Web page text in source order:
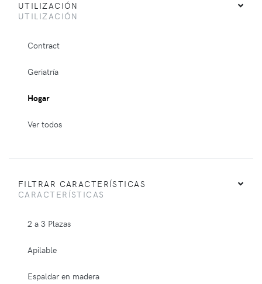
UTILIZACIÓN
UTILIZACIÓN
Contract
Geriatría
Hogar
Ver todos
FILTRAR CARACTERÍSTICAS
CARACTERÍSTICAS
2 a 3 Plazas
Apilable
Espaldar en madera